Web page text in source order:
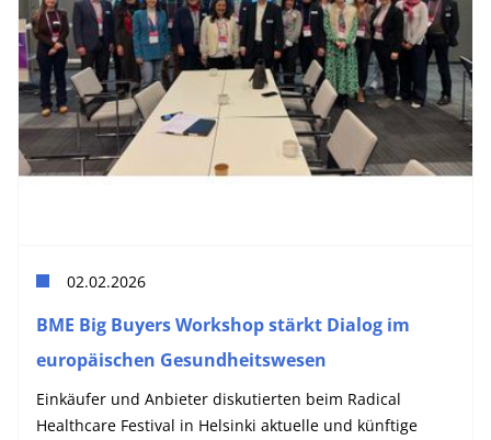
02.02.2026
BME Big Buyers Workshop stärkt Dialog im
europäischen Gesundheitswesen
Einkäufer und Anbieter diskutierten beim Radical
Healthcare Festival in Helsinki aktuelle und künftige